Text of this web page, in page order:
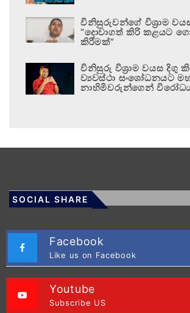
විනිසුරුවන්ගේ විශ්‍රාම
“දොවාගත් කිරි කළයට
කිරීමක්”
විනිසුරු විශ්‍රාම වයස දිගු
ව්‍යවස්ථා සංශෝධනයට
නාහිමිවරුන්ගෙන්
SOCIAL SHARE
Facebook
Like us on Facebook
Youtube
Subscribe US